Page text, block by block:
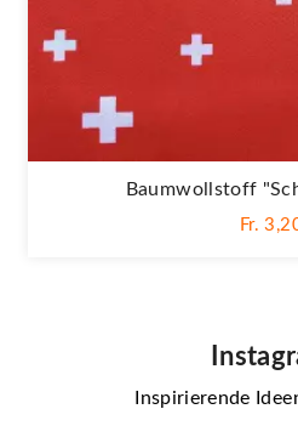
Baumwollstoff
Fr.
Inspirierende